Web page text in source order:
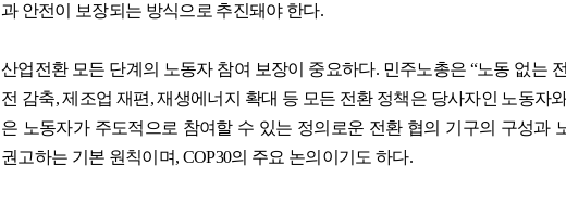
과 안전이 보장되는 방식으로 추진돼야 한다.
산업전환 모든 단계의 노동자 참여 보장이 중요하다. 민주노총은 “노동 없는
전 감축,제조업 재편 ,재생에너지 확대 등 모든 전환 정책은 당사자인 노동자
은 노동자가 주도적으로 참여할 수 있는 정의로운 전환 협의 기구의 구성과
권고하는 기본 원칙이며, COP30의 주요 논의이기도 하다.